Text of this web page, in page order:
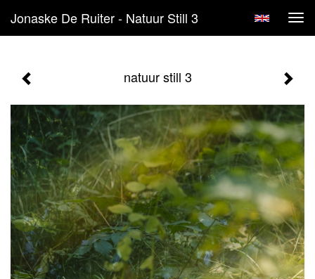
Jonaske De Ruiter - Natuur Still 3
natuur still 3